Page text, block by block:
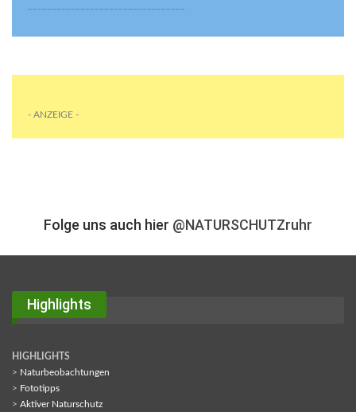
- ANZEIGE -
Folge uns auch hier @NATURSCHUTZruhr
Highlights
HIGHLIGHTS
> Naturbeobachtungen
> Fototipps
> Aktiver Naturschutz